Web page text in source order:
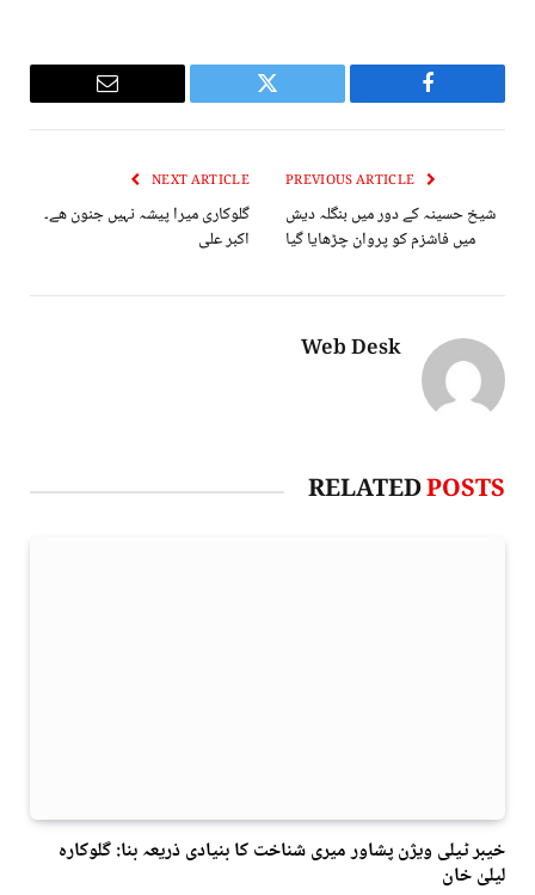
Facebook
Twitter
Email
شیخ حسینہ کے دور میں بنگلہ دیش
میں فاشزم کو پروان چڑھایا گیا
NEXT ARTICLE
گلوکاری میرا پیشہ نہیں جنون ھے۔
اکبر علی
Web Desk
RELATEDPOSTS
خیبر ٹیلی ویژن پشاور میری شناخت کا بنیادی ذریعہ بنا: گلوکارہ
لیلیٰ خان